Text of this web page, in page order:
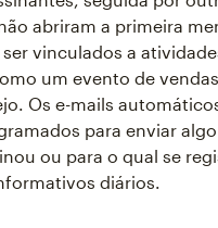
abriram a primeira
vinculados a
um evento de
Os e-mails
para enviar
ou para o qual se
diários.